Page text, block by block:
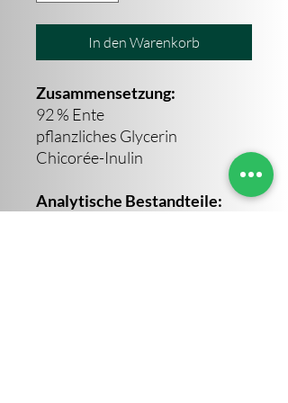
In den Warenkorb
Zusammensetzung:
92 % Ente
pflanzliches Glycerin
Chicorée-Inulin
Analytische Bestandteile: